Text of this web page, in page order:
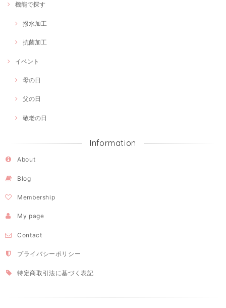
機能で探す
撥水加工
抗菌加工
イベント
母の日
父の日
敬老の日
Information
About
Blog
Membership
My page
Contact
プライバシーポリシー
特定商取引法に基づく表記